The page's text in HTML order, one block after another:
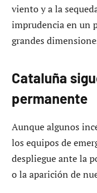
viento y a la
imprudencia en un
grandes
Cataluña
permanente
Aunque algunos
los equipos de
despliegue ante la
o la aparición de